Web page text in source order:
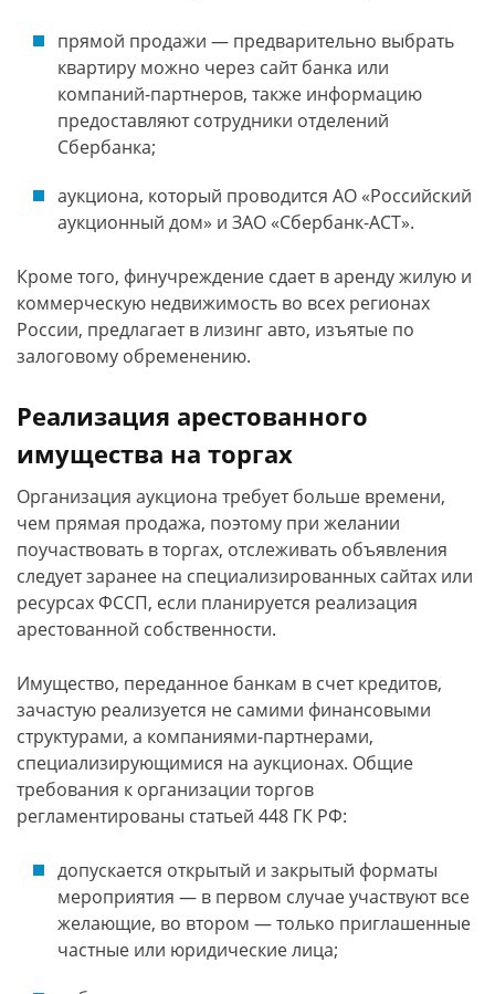
прямой продажи — предварительно выбрать
квартиру можно через сайт банка или
компаний-партнеров, также информацию
предоставляют сотрудники отделений
Сбербанка;
аукциона, который проводится АО «Российский
аукционный дом» и ЗАО «Сбербанк-АСТ».
Кроме того, финучреждение сдает в аренду жилую и
коммерческую недвижимость во всех регионах
России, предлагает в лизинг авто, изъятые по
залоговому обременению.
Реализация арестованного
имущества на торгах
Организация аукциона требует больше времени,
чем прямая продажа, поэтому при желании
поучаствовать в торгах, отслеживать объявления
следует заранее на специализированных сайтах или
ресурсах ФССП, если планируется реализация
арестованной собственности.
Имущество, переданное банкам в счет кредитов,
зачастую реализуется не самими финансовыми
структурами, а компаниями-партнерами,
специализирующимися на аукционах. Общие
требования к организации торгов
регламентированы статьей 448 ГК РФ:
допускается открытый и закрытый форматы
мероприятия — в первом случае участвуют все
желающие, во втором — только приглашенные
частные или юридические лица;